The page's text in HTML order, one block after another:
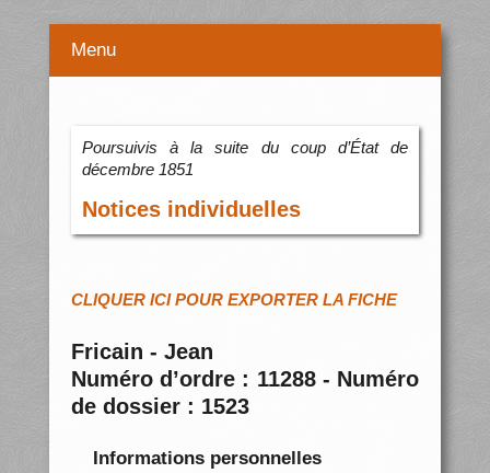
Menu
Poursuivis à la suite du coup d’État de
décembre 1851
Notices individuelles
CLIQUER ICI POUR EXPORTER LA FICHE
Fricain - Jean
Numéro d’ordre : 11288 - Numéro
de dossier : 1523
Informations personnelles